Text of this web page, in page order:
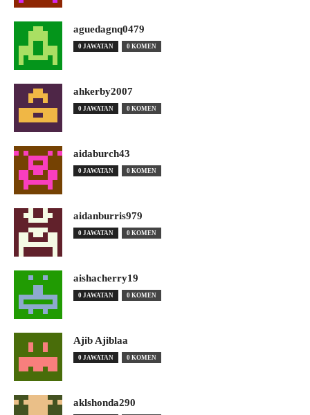
aguedagnq0479
0 JAWATAN 0 KOMEN
ahkerby2007
0 JAWATAN 0 KOMEN
aidaburch43
0 JAWATAN 0 KOMEN
aidanburris979
0 JAWATAN 0 KOMEN
aishacherry19
0 JAWATAN 0 KOMEN
Ajib Ajiblaa
0 JAWATAN 0 KOMEN
aklshonda290